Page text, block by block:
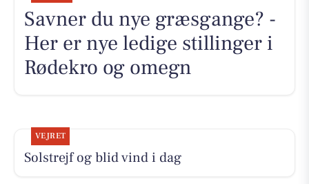
Savner du nye græsgange? -
Her er nye ledige stillinger i
Rødekro og omegn
VEJRET
Solstrejf og blid vind i dag